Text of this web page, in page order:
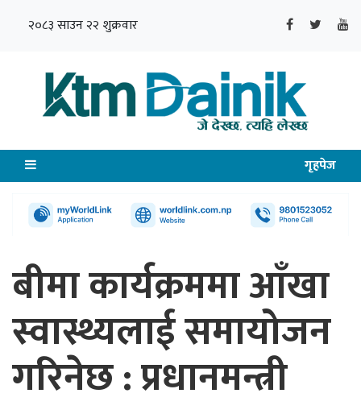
२०८३ साउन २२ शुक्रवार
गृहपेज
बीमा कार्यक्रममा आँखा
स्वास्थ्यलाई समायोजन
गरिनेछ : प्रधानमन्त्री